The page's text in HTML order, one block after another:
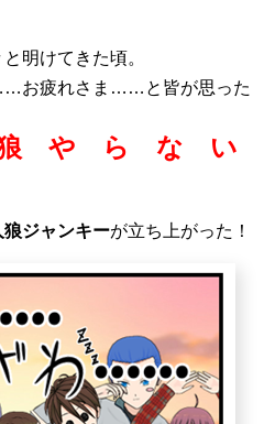
明けてきた頃。
お疲れさま……と皆が思った
狼 や ら な い
狼ジャンキーが立ち上がった！